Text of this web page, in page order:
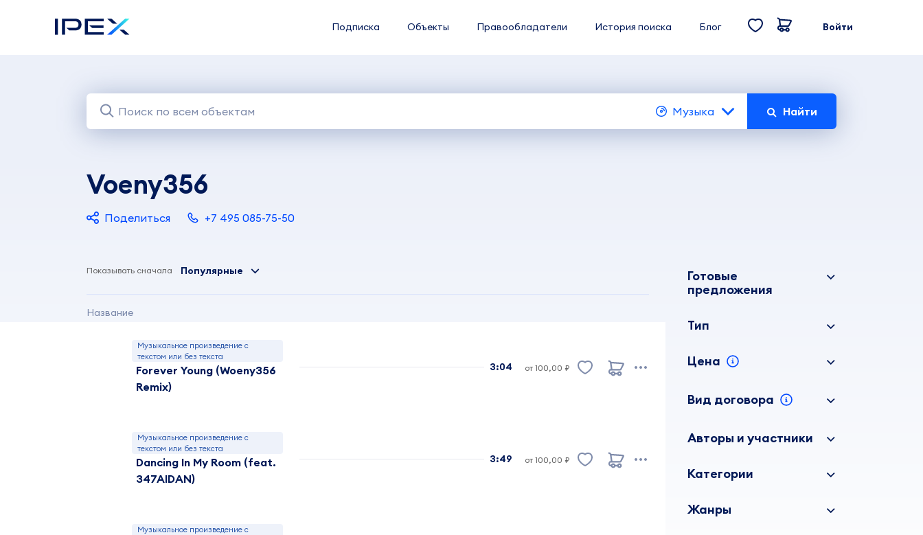
Подписка Объекты Правообладатели История поиска Блог Войти
Музыка Найти
Voeny356
Поделиться +7 495 085-75-50
Показывать сначала Популярные
Название
Музыкальное произведение с
текстом или без текста
Forever Young (Woeny356
Remix)
3:04 от 100,00 ₽
Музыкальное произведение с
текстом или без текста
Dancing In My Room (feat.
347AIDAN)
3:49 от 100,00 ₽
Музыкальное произведение с
Готовые
предложения
Тип
Цена
Вид договора
Авторы и участники
Категории
Жанры